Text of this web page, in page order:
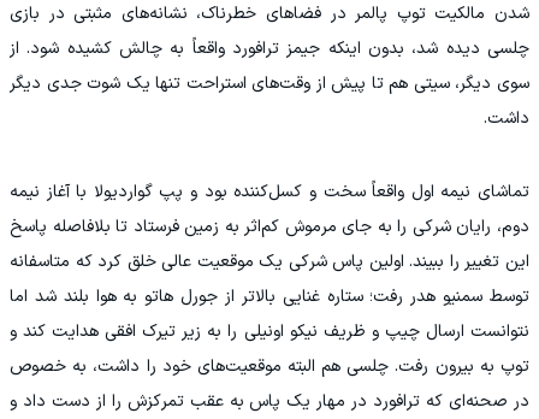
شدن مالکیت توپ پالمر در فضاهای خطرناک، نشانه‌های مثبتی در بازی
چلسی دیده شد، بدون اینکه جیمز ترافورد واقعاً به چالش کشیده شود. از
سوی دیگر، سیتی هم تا پیش از وقت‌های استراحت تنها یک شوت جدی دیگر
داشت.
تماشای نیمه اول واقعاً سخت و کسل‌کننده بود و پپ گواردیولا با آغاز نیمه
دوم، رایان شرکی را به جای مرموش کم‌اثر به زمین فرستاد تا بلافاصله پاسخ
این تغییر را ببیند. اولین پاس شرکی یک موقعیت عالی خلق کرد که متاسفانه
توسط سمنیو هدر رفت؛ ستاره غنایی بالاتر از جورل هاتو به هوا بلند شد اما
نتوانست ارسال چیپ و ظریف نیکو اونیلی را به زیر تیرک افقی هدایت کند و
توپ به بیرون رفت. چلسی هم البته موقعیت‌های خود را داشت، به خصوص
در صحنه‌ای که ترافورد در مهار یک پاس به عقب تمرکزش را از دست داد و